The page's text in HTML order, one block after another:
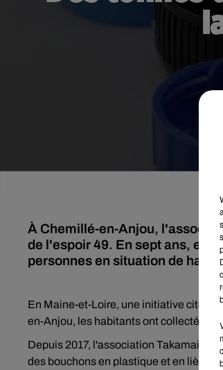
À Chemillé-en-Anjou,
de l'espoir 49. En sept ans, elle
personnes en situation de
En Maine-et-Loire, une initiative
en-Anjou, les habitants ont collecté 13
Depuis 2017, l'association Takamaider
des bouchons en plastique et en liège